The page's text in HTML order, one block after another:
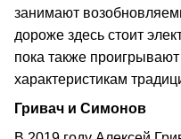
занимают
дороже здесь стоит
пока также
характеристикам
Гривач и Симонов